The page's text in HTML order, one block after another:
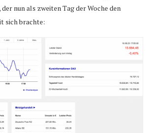
nun als zweiten Tag der Woche den
sich brachte: